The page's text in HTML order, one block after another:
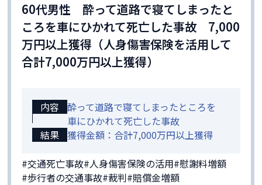
60代男性 酔って道路で寝てしまったと
ころを車にひかれて死亡した事故 7,000
万円以上獲得（人身傷害保険を活用して
合計7,000万円以上獲得）
内容
酔って道路で寝てしまったところを
車にひかれて死亡した事故
結果
獲得金額：合計7,000万円以上獲得
#交通死亡事故#人身傷害保険の活用#慰謝料増額
#歩行者の交通事故#裁判#賠償金増額